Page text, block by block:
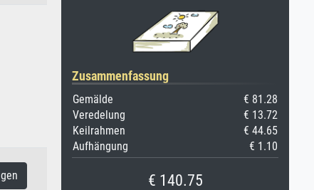
Zusammenfassung
Gemälde
€ 81.28
Veredelung
€ 13.72
Keilrahmen
€ 44.65
Aufhängung
€ 1.10
€ 140.75